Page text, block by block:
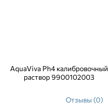
AquaViva Ph4 калибровочный
раствор 9900102003
Отзывы (0)